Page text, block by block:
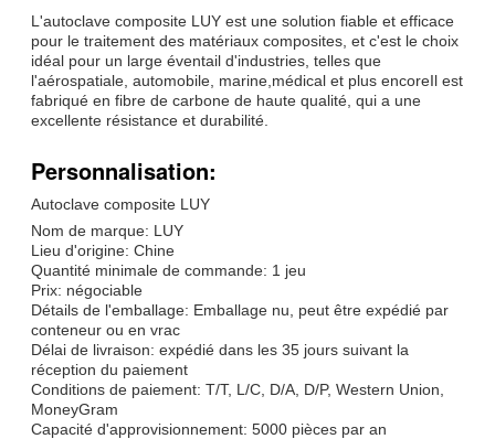
L'autoclave composite LUY est une solution fiable et efficace
pour le traitement des matériaux composites, et c'est le choix
idéal pour un large éventail d'industries, telles que
l'aérospatiale, automobile, marine,médical et plus encoreIl est
fabriqué en fibre de carbone de haute qualité, qui a une
excellente résistance et durabilité.
Personnalisation:
Autoclave composite LUY
Nom de marque: LUY
Lieu d'origine: Chine
Quantité minimale de commande: 1 jeu
Prix: négociable
Détails de l'emballage: Emballage nu, peut être expédié par
conteneur ou en vrac
Délai de livraison: expédié dans les 35 jours suivant la
réception du paiement
Conditions de paiement: T/T, L/C, D/A, D/P, Western Union,
MoneyGram
Capacité d'approvisionnement: 5000 pièces par an